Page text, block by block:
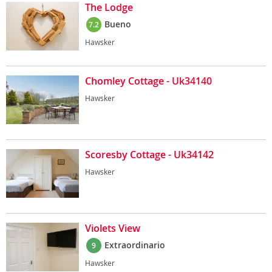
The Lodge
7.2 Bueno
Hawsker
Chomley Cottage - Uk34140
Hawsker
Scoresby Cottage - Uk34142
Hawsker
Violets View
9 Extraordinario
Hawsker